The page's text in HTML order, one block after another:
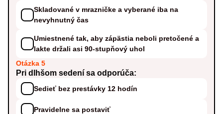
Skladované v mrazničke a vyberané iba na
nevyhnutný čas
Umiestnené tak, aby zápästia neboli pretočené a
lakte držali asi 90-stupňový uhol
Otázka 5
Pri dlhšom sedení sa odporúča:
Sedieť bez prestávky 12 hodín
Pravidelne sa postaviť